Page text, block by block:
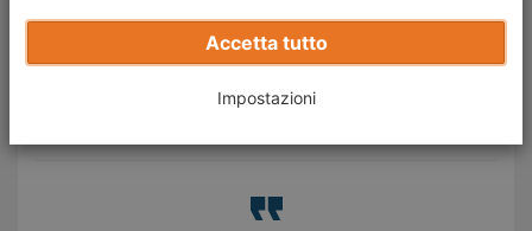
Accetta tutto
Impostazioni
confermata.
Volkswagen Passat 2015 | Segrate